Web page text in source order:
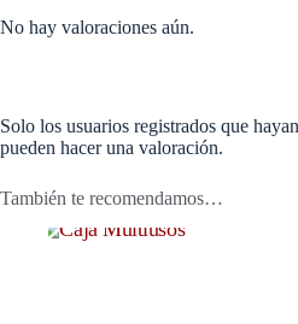
No hay valoraciones aún.
Solo los usuarios registrados que
pueden hacer una valoración.
También te recomendamos…